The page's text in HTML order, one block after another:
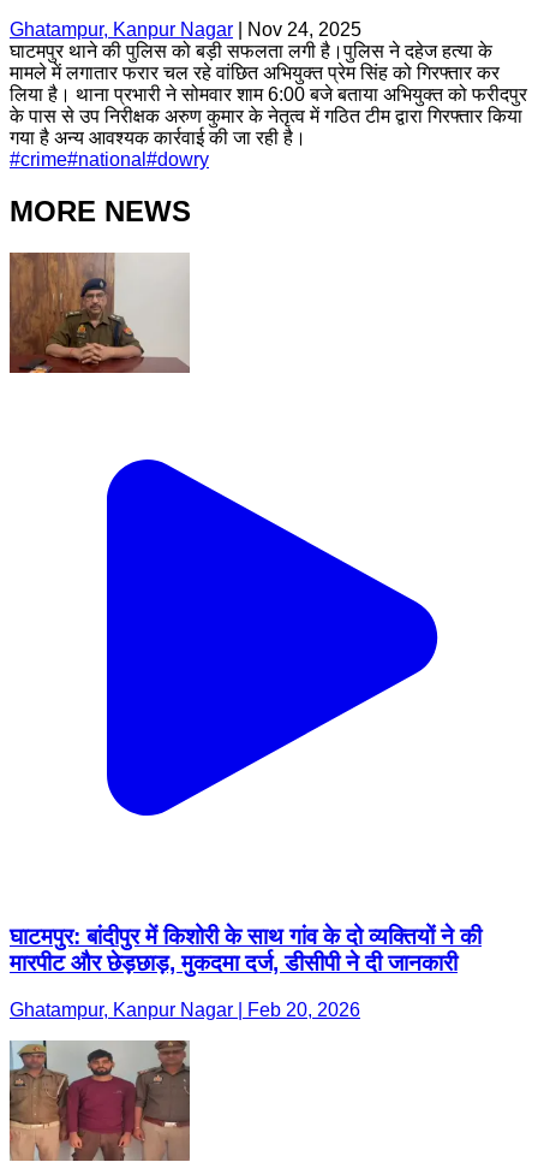
Ghatampur, Kanpur Nagar
Nov 24, 2025
घाटमपुर थाने की पुलिस को बड़ी सफलता लगी है।पुलिस ने दहेज हत्या के
मामले में लगातार फरार चल रहे वांछित अभियुक्त प्रेम सिंह को गिरफ्तार कर
लिया है। थाना प्रभारी ने सोमवार शाम 6:00 बजे बताया अभियुक्त को फरीदपुर
के पास से उप निरीक्षक अरुण कुमार के नेतृत्व में गठित टीम द्वारा गिरफ्तार किया
गया है अन्य आवश्यक कार्रवाई की जा रही है।
#crime#national #dowry
MORE NEWS
घाटमपुर: बांदीपुर में किशोरी के साथ गांव के दो व्यक्तियों ने की
मारपीट और छेड़छाड़, मुकदमा दर्ज, डीसीपी ने दी जानकारी
Ghatampur, Kanpur Nagar | Feb 20, 2026